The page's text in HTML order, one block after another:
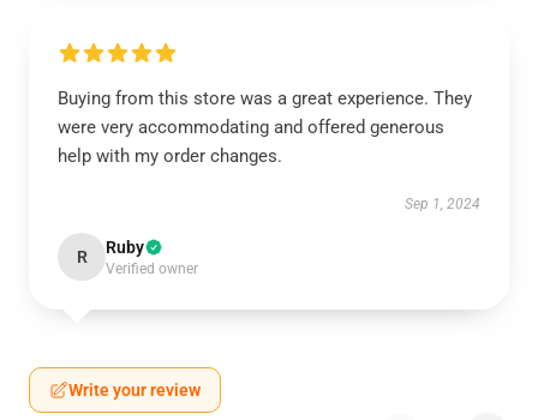
Buying from this store was a great experience. They
were very accommodating and offered generous
help with my order changes.
Sep 1, 2024
R Ruby
Verified owner
Write your review